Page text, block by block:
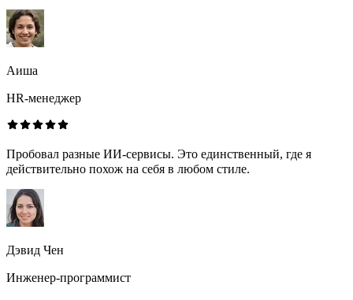
Аиша
HR-менеджер
Пробовал разные ИИ-сервисы. Это единственный, где я
действительно похож на себя в любом стиле.
Дэвид Чен
Инженер-программист